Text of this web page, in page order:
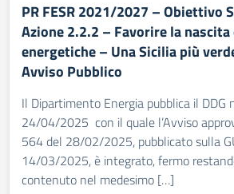
PR FESR 2021/2027 – Obiettivo
Azione 2.2.2 – Favorire la
energetiche – Una Sicilia più
Avviso Pubblico
Il Dipartimento Energia pubblica il DDG
24/04/2025 con il quale l’Avviso
564 del 28/02/2025, pubblicato sulla
14/03/2025, è integrato, fermo
contenuto nel medesimo […]